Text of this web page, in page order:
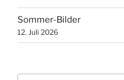
Sommer-Bilder
12. Juli 2026